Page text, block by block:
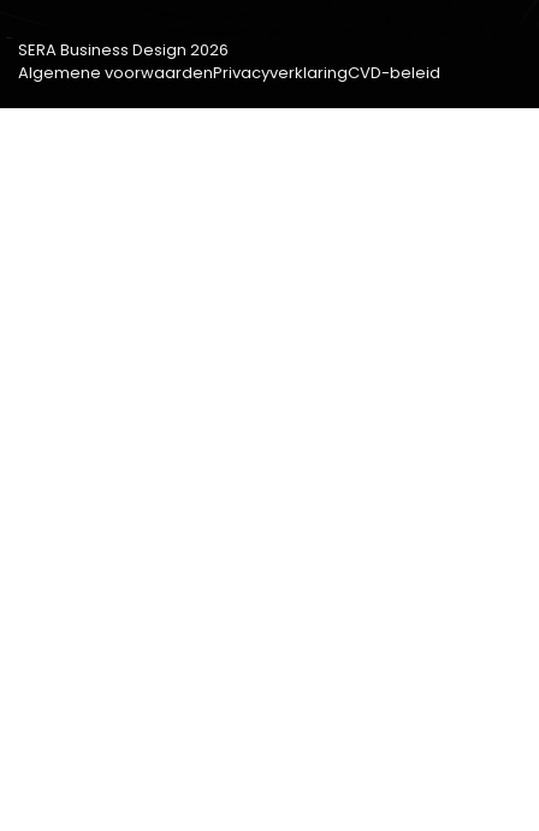
SERA Business Design 2026
Algemene voorwaardenPrivacyverklaringCVD-beleid